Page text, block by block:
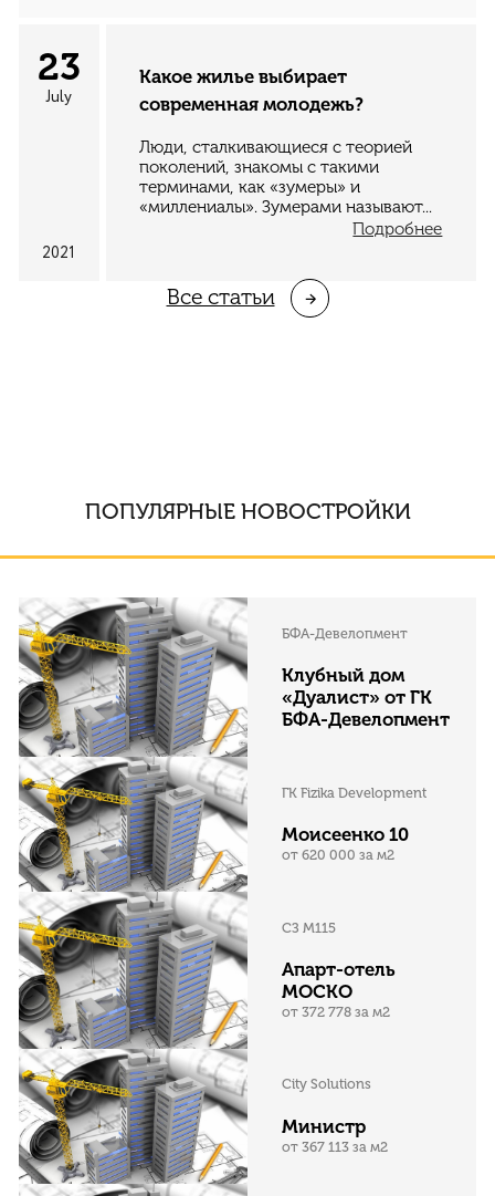
23
July
2021
Какое жилье выбирает
современная молодежь?
Люди, сталкивающиеся с теорией
поколений, знакомы с такими
терминами, как «зумеры» и
«миллениалы». Зумерами называют...
Подробнее
Все cтатьи
ПОПУЛЯРНЫЕ НОВОСТРОЙКИ
БФА-Девелопмент
Клубный дом
«Дуалист» от ГК
БФА-Девелопмент
ГК Fizika Development
Моисеенко 10
от 620 000 за м2
СЗ М115
Апарт-отель
МОСКО
от 372 778 за м2
City Solutions
Министр
от 367 113 за м2